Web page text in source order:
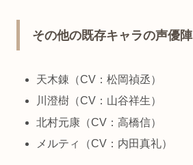
その他の既存キャラの声優陣
天木錬（CV：松岡禎丞）
川澄樹（CV：山谷祥生）
北村元康（CV：高橋信）
メルティ（CV：内田真礼）